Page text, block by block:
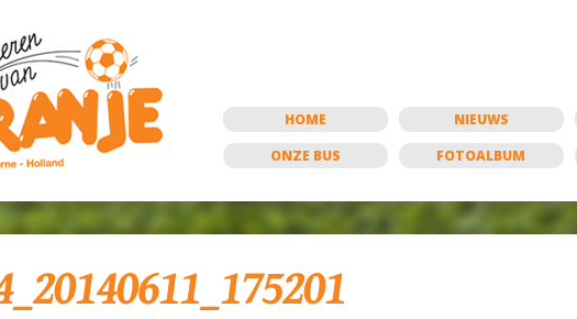
HOME NIEUWS
ONZE BUS
FOTOALBUM